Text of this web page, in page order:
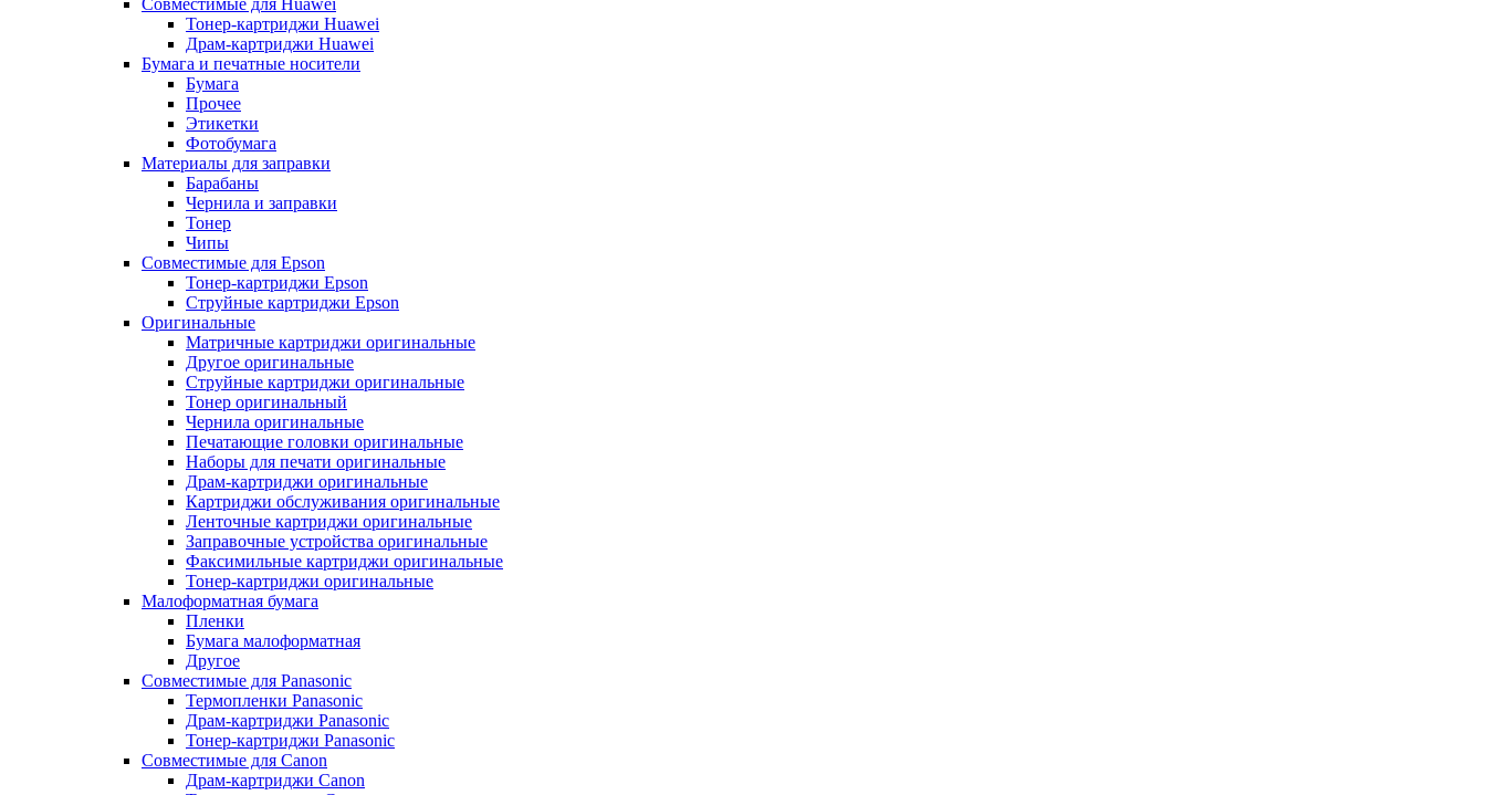
Совместимые для Huawei
Тонер-картриджи Huawei
Драм-картриджи Huawei
Бумага и печатные носители
Бумага
Прочее
Этикетки
Фотобумага
Материалы для заправки
Барабаны
Чернила и заправки
Тонер
Чипы
Совместимые для Epson
Тонер-картриджи Epson
Струйные картриджи Epson
Оригинальные
Матричные картриджи оригинальные
Другое оригинальные
Струйные картриджи оригинальные
Тонер оригинальный
Чернила оригинальные
Печатающие головки оригинальные
Наборы для печати оригинальные
Драм-картриджи оригинальные
Картриджи обслуживания оригинальные
Ленточные картриджи оригинальные
Заправочные устройства оригинальные
Факсимильные картриджи оригинальные
Тонер-картриджи оригинальные
Малоформатная бумага
Пленки
Бумага малоформатная
Другое
Совместимые для Panasonic
Термопленки Panasonic
Драм-картриджи Panasonic
Тонер-картриджи Panasonic
Совместимые для Canon
Драм-картриджи Canon